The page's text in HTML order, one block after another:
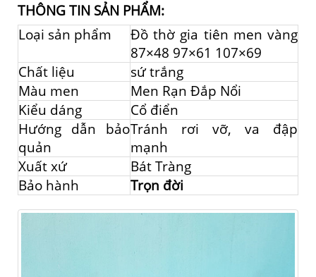
THÔNG TIN SẢN PHẨM:
Loại sản phẩm
Đồ thờ gia tiên men vàng
87×48 97×61 107×69
Chất liệu
sứ trắng
Màu men
Men Rạn Đắp Nổi
Kiểu dáng
Cổ điển
Hướng dẫn bảo
quản
Tránh rơi vỡ, va đập
mạnh
Xuất xứ
Bát Tràng
Bảo hành
Trọn đời